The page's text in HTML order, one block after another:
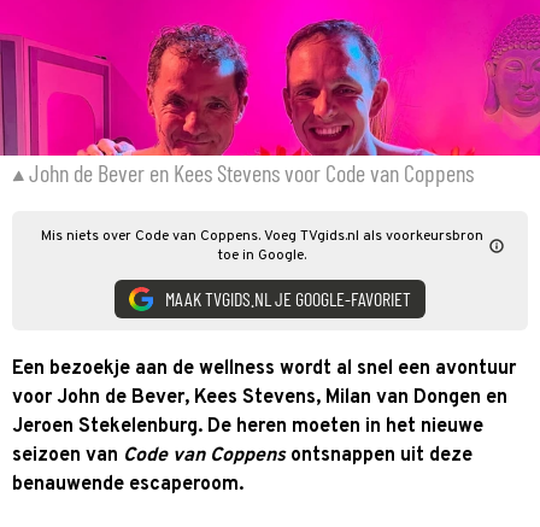
John de Bever en Kees Stevens voor Code van Coppens
Mis niets over Code van Coppens. Voeg TVgids.nl als voorkeursbron
toe in Google.
MAAK TVGIDS.NL JE GOOGLE-FAVORIET
Een bezoekje aan de wellness wordt al snel een avontuur
voor John de Bever, Kees Stevens, Milan van Dongen en
Jeroen Stekelenburg. De heren moeten in het nieuwe
seizoen van Code van Coppensontsnappen uit deze
benauwende escaperoom.